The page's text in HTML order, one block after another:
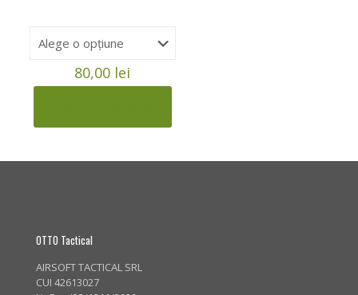
80,00 lei
produs
mai
fi
în
pagina
OTTO Tactical
AIRSOFT TACTICAL SRL
CUI 42613027